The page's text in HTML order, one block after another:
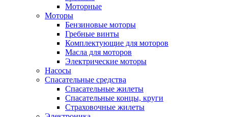
Моторные
Моторы
Бензиновые моторы
Гребные винты
Комплектующие для моторов
Масла для моторов
Электрические моторы
Насосы
Спасательные средства
Спасательные жилеты
Спасательные концы, круги
Страховочные жилеты